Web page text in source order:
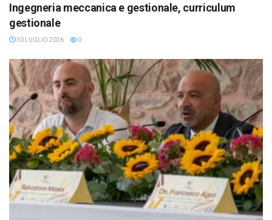
Ingegneria meccanica e gestionale, curriculum
gestionale
30 LUGLIO 2026 0